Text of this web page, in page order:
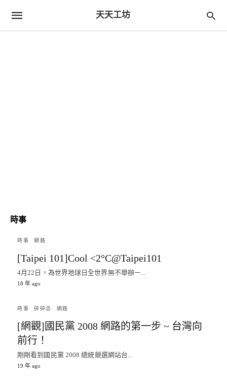
天天工坊
時事
時事 網路
[Taipei 101]Cool <2°C@Taipei101
4月22日，為世界地球日全世界無不舉辦ㄧ...
18 年 ago
時事 碎碎念 網路
[網觀]國民黨 2008 網路的第一步 ~ 台灣向
前行！
剛剛看到國民黨 2008 總統競選網站台...
19 年 ago